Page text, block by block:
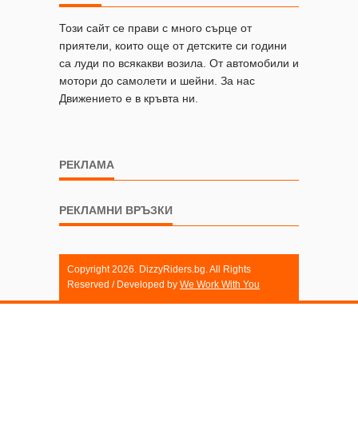
Този сайт се прави с много сърце от
приятели, които още от детските си години
са луди по всякакви возила. От автомобили и
мотори до самолети и шейни. За нас
Движението е в кръвта ни.
РЕКЛАМА
РЕКЛАМНИ ВРЪЗКИ
Copyright 2026. DizzyRiders.bg. All Rights
Reserved / Developed by We Work With You